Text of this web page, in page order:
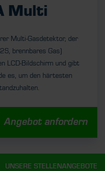
Multi
Multi-Gasdetektor, der
brennbares Gas)
LCD-Bildschirm und gibt
es, um den härtesten
Angebot anfordern
UNSERE STELLENANGEBOTE